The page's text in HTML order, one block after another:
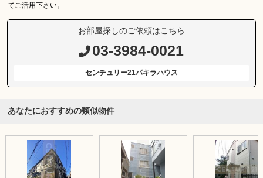
てご活用下さい。
お部屋探しのご依頼はこちら
03-3984-0021
センチュリー21パキラハウス
あなたにおすすめの類似物件